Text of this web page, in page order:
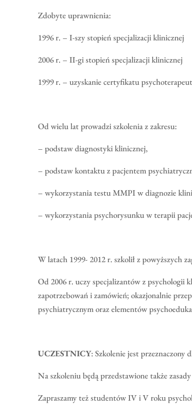
Zdobyte uprawnienia:
1996 r. – I-szy stopień specjalizacji klinicznej
2006 r. – II-gi stopień specjalizacji klinicznej
1999 r. – uzyskanie certyfikatu
Od wielu lat prowadzi szkolenia z zakresu:
– podstaw diagnostyki klinicznej,
– podstaw kontaktu z pacjentem
– wykorzystania testu MMPI w diagnozie
– wykorzystania psychorysunku w terapii
W latach 1999- 2012 r. szkolił z powyższych
Od 2006 r. uczy specjalizantów z psychologii
zapotrzebowań i zamówień; okazjonalnie
psychiatrycznym oraz elementów
UCZESTNICY: Szkolenie jest przeznaczony
Na szkoleniu będą przedstawione także
Zapraszamy też studentów IV i V roku